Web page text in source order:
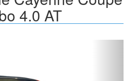
4.0 AT